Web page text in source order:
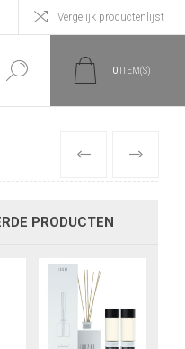
Vergelijk productenlijst
0 ITEM(S)
VORIGE
PRODUCTEN